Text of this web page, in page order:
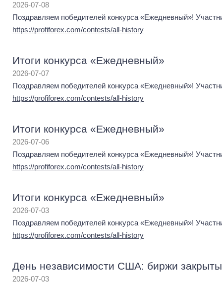
2026-07-08
Поздравляем победителей конкурса «Ежедневный»!
https://profiforex.com/contests/all-history
Итоги конкурса «Ежедневный»
2026-07-07
Поздравляем победителей конкурса «Ежедневный»!
https://profiforex.com/contests/all-history
Итоги конкурса «Ежедневный»
2026-07-06
Поздравляем победителей конкурса «Ежедневный»!
https://profiforex.com/contests/all-history
Итоги конкурса «Ежедневный»
2026-07-03
Поздравляем победителей конкурса «Ежедневный»!
https://profiforex.com/contests/all-history
День независимости США: биржи закрыты
2026-07-03